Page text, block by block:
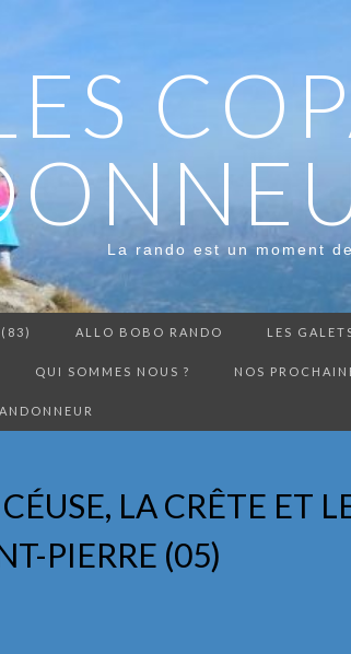
La rando est un moment
ALLO BOBO RANDO LES
QUI SOMMES NOUS ? NOS
LA CRÊTE ET
PIERRE (05)